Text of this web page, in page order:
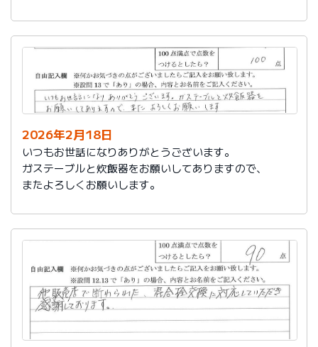
かったです。
これからもよろしくお願いします。
2026年2月18日
いつもお世話になりありがとうございます。
ガステーブルと炊飯器をお願いしてありますので、
またよろしくお願いします。